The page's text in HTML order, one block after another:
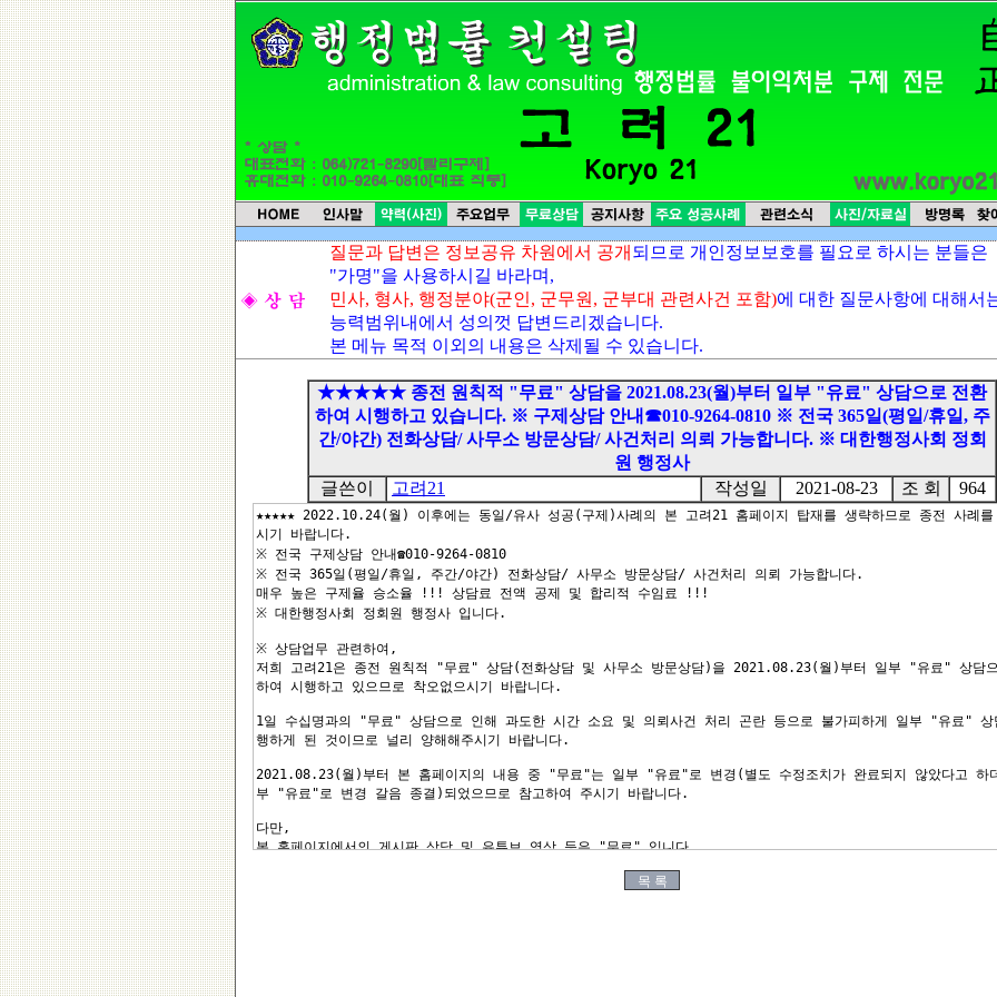
질문과 답변은 정보공유 차원에서 공개 되므로 개인정보보호를 필요로 하시는 분들은
"가명"을 사용하시길 바라며,
민사, 형사, 행정분야(군인, 군무원, 군부대 관련사건 포함)에 대한 질문사항에 대해서
능력범위내에서 성의껏 답변드리겠습니다.
본 메뉴 목적 이외의 내용은 삭제될 수 있습니다.
★★★★★ 종전 원칙적 "무료" 상담을 2021.08.23(월)부터 일부 "유료" 상담으로 전환
하여 시행하고 있습니다. ※ 구제상담 안내☎010-9264-0810 ※ 전국 365일(평일/휴일, 주
간/야간) 전화상담/ 사무소 방문상담/ 사건처리 의뢰 가능합니다. ※ 대한행정사회 정회
원 행정사
글쓴이
고려21 작성일 2021-08-23 조 회 964